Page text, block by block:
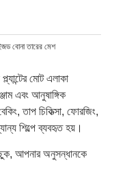
মোট এলাকা
এবং আনুষাঙ্গিক
তাপ চিকিত্সা, ফোরজিং,
শিল্পে ব্যবহৃত হয়।
আপনার অনুসন্ধানকে